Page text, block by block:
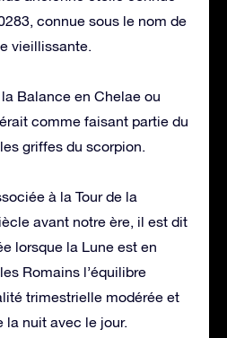
connue sous le nom de
vieillissante.
Balance en Chelae ou
comme faisant partie du
griffes du scorpion.
à la Tour de la
avant notre ère, il est dit
lorsque la Lune est en
Romains l’équilibre
trimestrielle modérée et
la nuit avec le jour.